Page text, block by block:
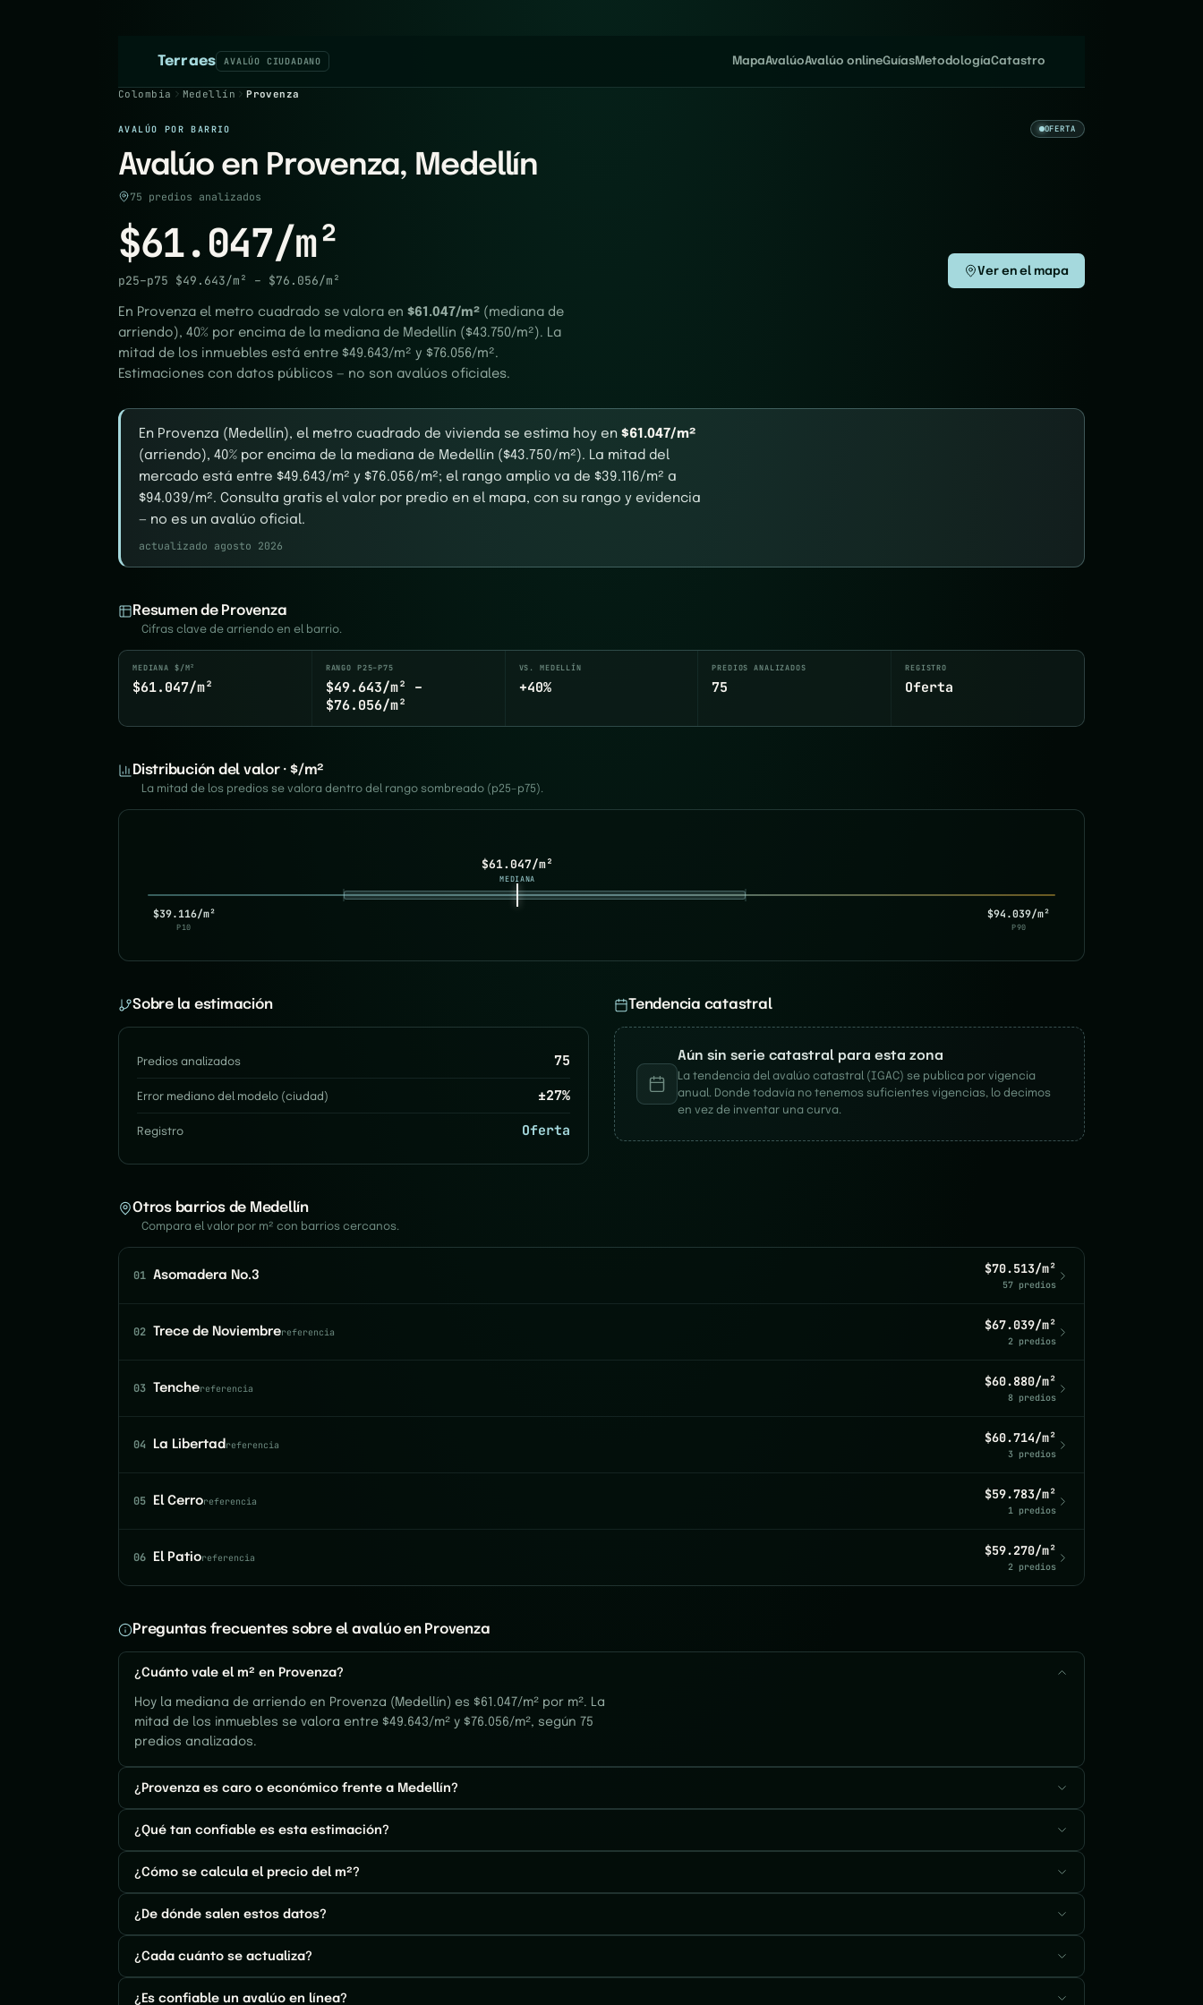
Terraes AVALÚO CIUDADANO MapaAvalúoAvalúo onlineGuíasMetodologíaCatastro
Colombia Medellín Provenza
AVALÚO POR BARRIO OFERTA
Avalúo en Provenza, Medellín
75 predios analizados
$61.047/m²
p25–p75 $49.643/m² – $76.056/m²
Ver en el mapa
En Provenza el metro cuadrado se valora en $61.047/m² (mediana de
arriendo), 40% por encima de la mediana de Medellín ($43.750/m²). La
mitad de los inmuebles está entre $49.643/m² y $76.056/m².
Estimaciones con datos públicos — no son avalúos oficiales.
En Provenza (Medellín), el metro cuadrado de vivienda se estima hoy en $61.047/m²
(arriendo), 40% por encima de la mediana de Medellín ($43.750/m²). La mitad del
mercado está entre $49.643/m² y $76.056/m²; el rango amplio va de $39.116/m² a
$94.039/m². Consulta gratis el valor por predio en el mapa, con su rango y evidencia
— no es un avalúo oficial.
actualizado agosto 2026
Resumen de Provenza
Cifras clave de arriendo en el barrio.
MEDIANA $/M²
$61.047/m²
RANGO P25–P75
$49.643/m² –
$76.056/m²
VS. MEDELLÍN
+40%
PREDIOS ANALIZADOS
75
REGISTRO
Oferta
Distribución del valor · $/m²
La mitad de los predios se valora dentro del rango sombreado (p25–p75).
$39.116/m²
P10
$61.047/m²
MEDIANA
$94.039/m²
P90
Sobre la estimación
Predios analizados 75
Error mediano del modelo (ciudad) ±27%
Registro Oferta
Tendencia catastral
Aún sin serie catastral para esta zona
La tendencia del avalúo catastral (IGAC) se publica por vigencia
anual. Donde todavía no tenemos suficientes vigencias, lo decimos
en vez de inventar una curva.
Otros barrios de Medellín
Compara el valor por m² con barrios cercanos.
01 Asomadera No.3 $70.513/m²
57 predios
02 Trece de Noviembrereferencia $67.039/m²
2 predios
03 Tenchereferencia $60.880/m²
8 predios
04 La Libertad referencia $60.714/m²
3 predios
05 El Cerroreferencia $59.783/m²
1 predios
06 El Patioreferencia $59.270/m²
2 predios
Preguntas frecuentes sobre el avalúo en Provenza
¿Cuánto vale el m² en Provenza?
Hoy la mediana de arriendo en Provenza (Medellín) es $61.047/m² por m². La
mitad de los inmuebles se valora entre $49.643/m² y $76.056/m², según 75
predios analizados.
¿Provenza es caro o económico frente a Medellín?
¿Qué tan confiable es esta estimación?
¿Cómo se calcula el precio del m²?
¿De dónde salen estos datos?
¿Cada cuánto se actualiza?
¿Es confiable un avalúo en línea?